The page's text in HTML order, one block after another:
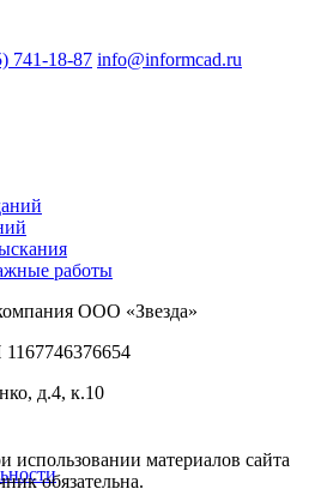
741-18-87 info@informcad.ru
работы
ООО «Звезда»
д.4, к.10
материалов сайта
обязательна.